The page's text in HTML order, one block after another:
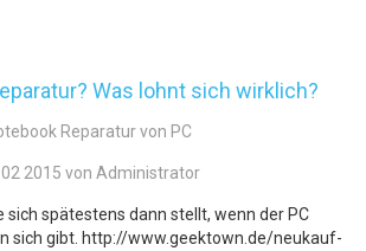
Was lohnt sich wirklich?
Reparatur von PC
2015 von Administrator
sich spätestens dann stellt, wenn der PC
sich gibt. http://www.geektown.de/neukauf-